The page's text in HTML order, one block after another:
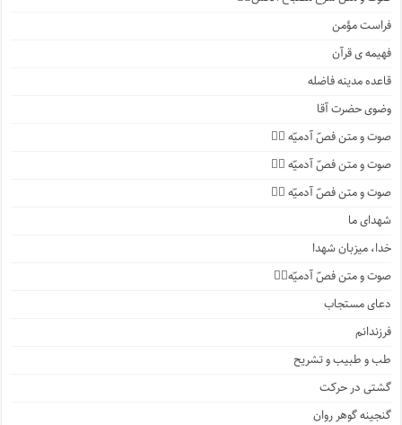
فراست مؤمن
فهیمه ی قرآن
قاعده مدینه فاضله
وضوی حضرت آقا
صوت و متن فصّ آدمیّه ۴️⃣
صوت و متن فصّ آدمیّه ۳️⃣
صوت و متن فصّ آدمیّه ۲️⃣
شهدای ما
خدا، میزبان شهدا
صوت و متن فصّ آدمیّه۱️⃣
دعای مستجاب
فرزندانم
طب و طبیب و تشریح
گشتی در حرکت
گنجینه گوهر روان